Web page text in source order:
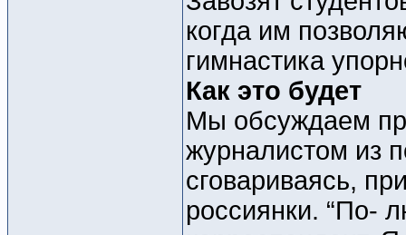
когда им
гимнастика
Как это будет
Мы обсуждаем
журналистом из
сговариваясь,
россиянки. “По-